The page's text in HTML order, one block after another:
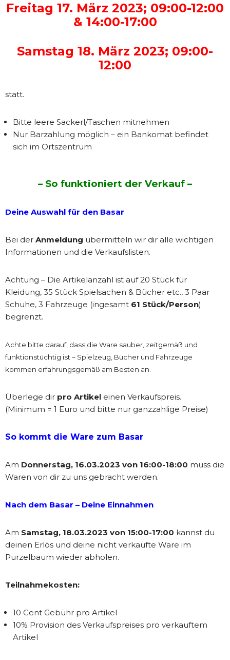
Freitag 17. März 2023; 09:00-12:00
& 14:00-17:00
Samstag 18. März 2023; 09:00-
12:00
statt.
Bitte leere Sackerl/Taschen mitnehmen
Nur Barzahlung möglich – ein Bankomat befindet
sich im Ortszentrum
– So funktioniert der Verkauf –
Deine Auswahl für den Basar
Bei der Anmeldung übermitteln wir dir alle wichtigen
Informationen und die Verkaufslisten.
Achtung – Die Artikelanzahl ist auf 20 Stück für
Kleidung, 35 Stück Spielsachen & Bücher etc., 3 Paar
Schuhe, 3 Fahrzeuge (ingesamt 61 Stück/Person)
begrenzt.
Achte bitte darauf, dass die Ware sauber, zeitgemäß und
funktionstüchtig ist – Spielzeug, Bücher und Fahrzeuge
kommen erfahrungsgemäß am Besten an.
Überlege dir pro Artikel einen Verkaufspreis.
(Minimum = 1 Euro und bitte nur ganzzahlige Preise)
So kommt die Ware zum Basar
Am Donnerstag, 16.03.2023 von 16:00-18:00 muss die
Waren von dir zu uns gebracht werden.
Nach dem Basar – Deine Einnahmen
Am Samstag, 18.03.2023 von 15:00-17:00 kannst du
deinen Erlös und deine nicht verkaufte Ware im
Purzelbaum wieder abholen.
Teilnahmekosten:
10 Cent Gebühr pro Artikel
10% Provision des Verkaufspreises pro verkauftem
Artikel